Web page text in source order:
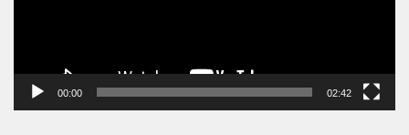
00:00 02:42